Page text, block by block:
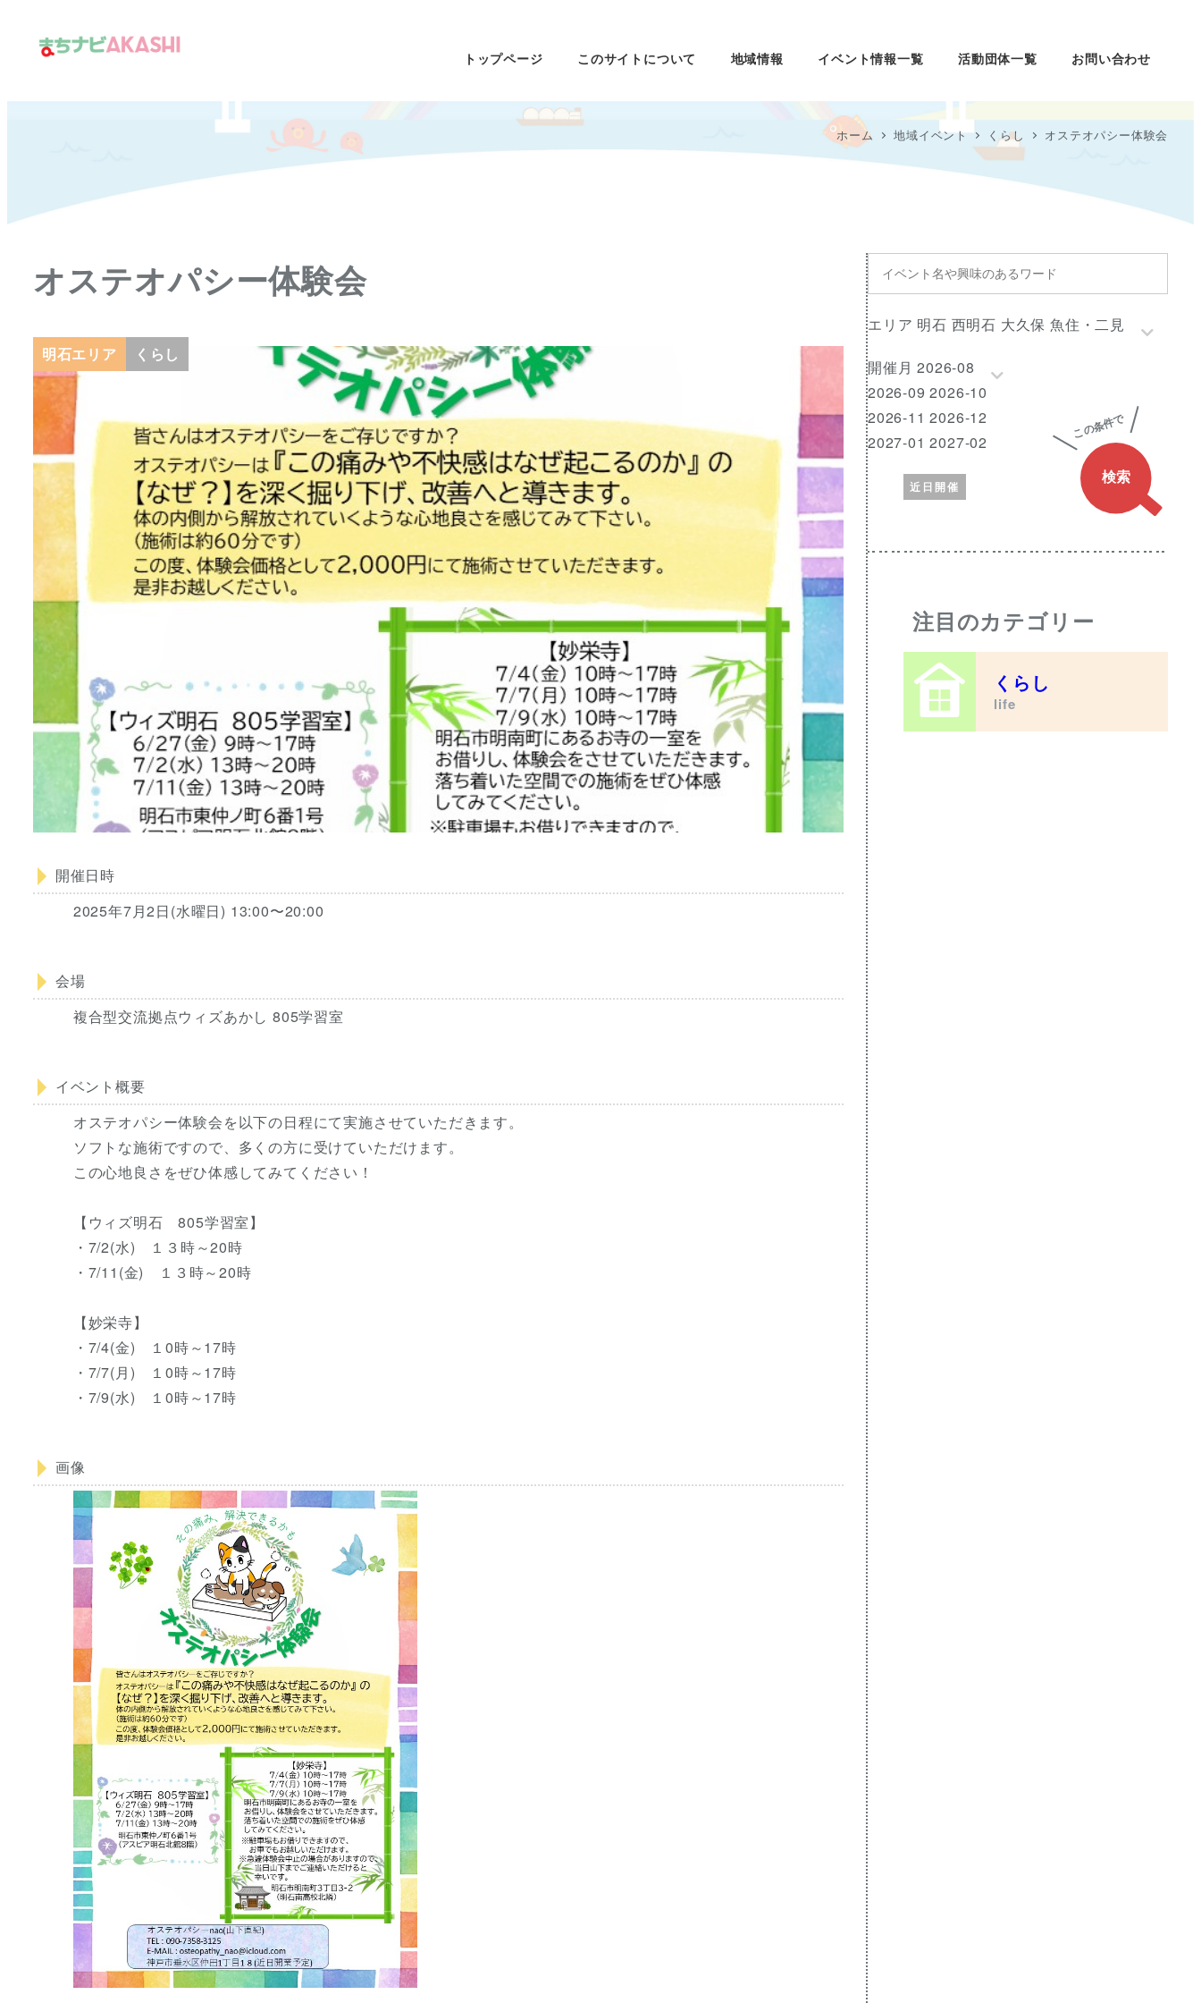
へ
トップページ このサイトについて 地域情報 イベント情報一覧 活動団体一覧 お問い合わせ
ホーム 地域イベント くらし オステオパシー体験会
オステオパシー体験会
明石エリア くらし
開催日時
2025年7月2日(水曜日) 13:00〜20:00
会場
複合型交流拠点ウィズあかし 805学習室
イベント概要
オステオパシー体験会を以下の日程にて実施させていただきます。
ソフトな施術ですので、多くの方に受けていただけます。
この心地良さをぜひ体感してみてください！
【ウィズ明石 805学習室】
・7/2(水) １３時～20時
・7/11(金) １３時～20時
【妙栄寺】
・7/4(金) １0時～17時
・7/7(月) １0時～17時
・7/9(水) １0時～17時
画像
イ
ベ
ン
ト
名
や
興
味
の
あ
る
ワ
ー
ド
エ
リ
ア
エリア 明石 西明石 大久保 魚住・二見
開
催
月
開催月 2026-08
2026-09 2026-10
2026-11 2026-12
2027-01 2027-02
近日開催
注目のカテゴリー
くらし
life